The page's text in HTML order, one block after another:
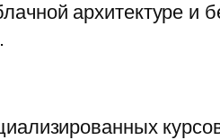
архитектуре и